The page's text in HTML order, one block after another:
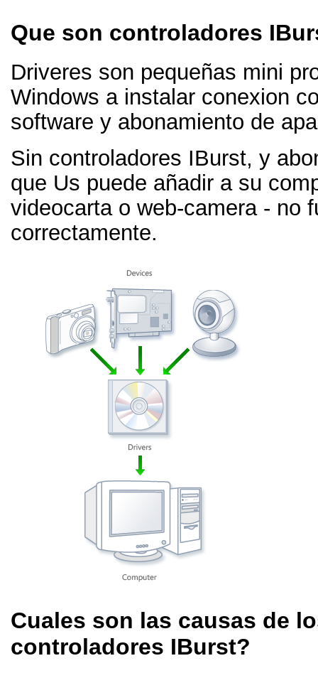
Que son controladores
Driveres son pequeñas mini
Windows a instalar conexion
software y abonamiento de
Sin controladores IBurst, y
que Us puede añadir a su
videocarta o web-camera - no
correctamente.
Cuales son las causas de
controladores IBurst?